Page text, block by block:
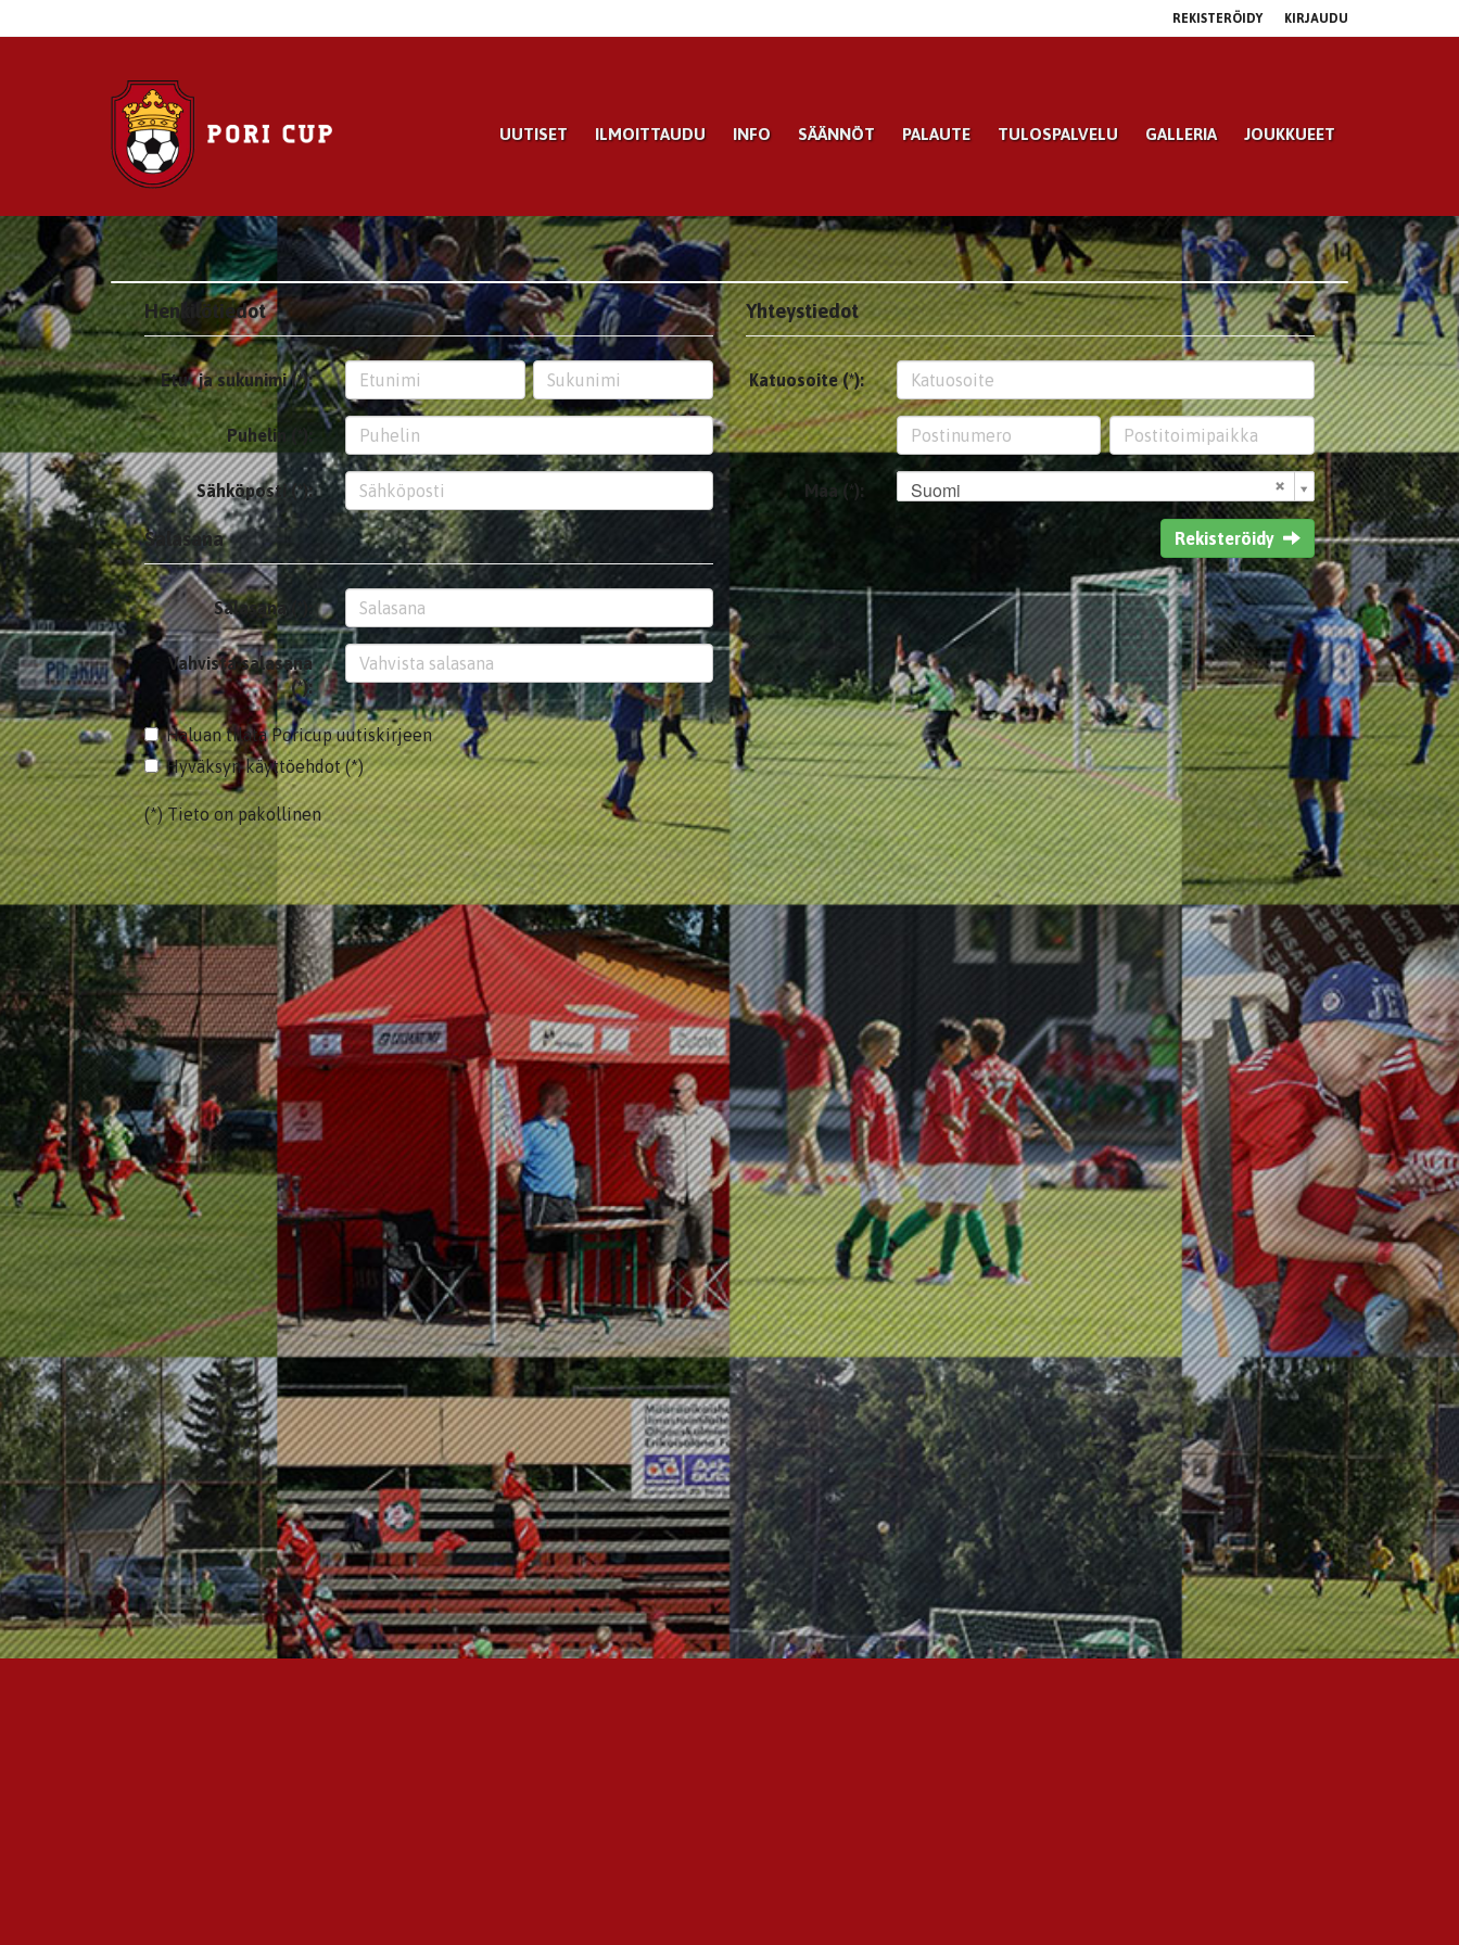
REKISTERÖIDY KIRJAUDU
UUTISET ILMOITTAUDU INFO SÄÄNNÖT PALAUTE TULOSPALVELU GALLERIA JOUKKUEET
Henkilötiedot
Etu- ja sukunimi (*):
Puhelin (*):
Sähköposti (*):
Salasana
Salasana (*):
Vahvista salasana
(*):
Yhteystiedot
Katuosoite (*):
Maa (*): Suomi
Rekisteröidy
Haluan tilata Poricup uutiskirjeen
Hyväksyn käyttöehdot (*)
(*) Tieto on pakollinen